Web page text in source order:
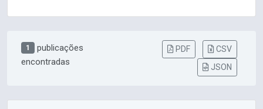
1
publicações
encontradas
PDF
CSV
JSON